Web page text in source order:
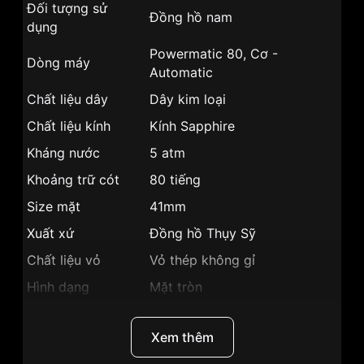
Đối tượng sử
dụng
Đồng hồ nam
Dòng máy
Powermatic 80, Cơ -
Automatic
Chất liệu dây
Dây kim loại
Chất liệu kính
Kính Sapphire
Kháng nước
5 atm
Khoảng trữ cót
80 tiếng
Size mặt
41mm
Xuất xứ
Đồng hồ Thụy Sỹ
Chất liệu vỏ
Vỏ thép không gỉ
Hình dạng
Mặt tròn
Bạc
Hàng mới về
Xem thêm